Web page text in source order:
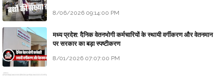
8/06/2026 09:14:00 PM
मध्य प्रदेश: दैनिक वेतनभोगी कर्मचारियों के स्थायी वर्गीकरण और वेतनमान
पर सरकार का बड़ा स्पष्टीकरण
8/01/2026 07:07:00 PM